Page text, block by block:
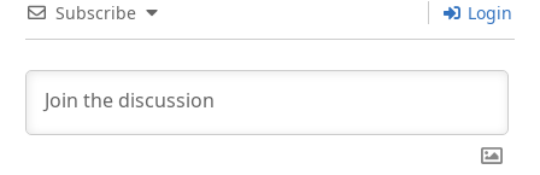
Subscribe Login